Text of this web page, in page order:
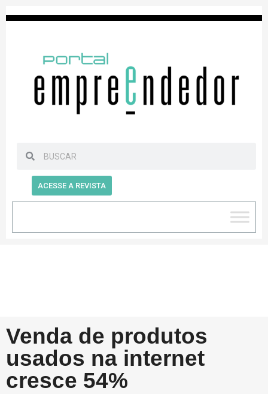
ACESSE A REVISTA
Venda de produtos
usados na internet
cresce 54%